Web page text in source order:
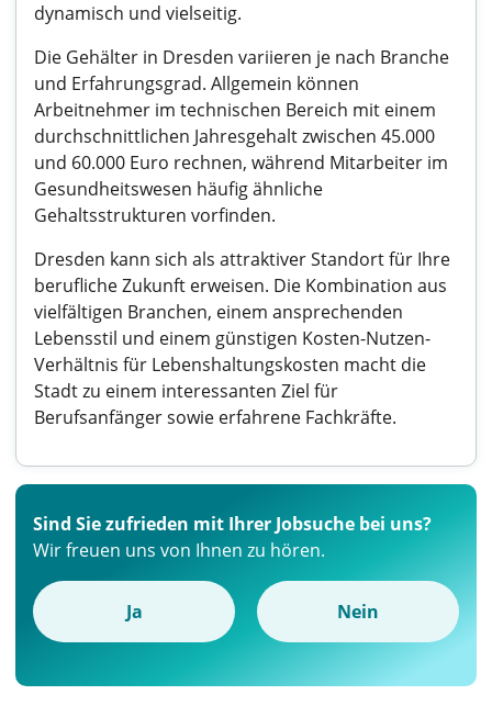
dynamisch und vielseitig.
Die Gehälter in Dresden variieren je nach Branche
und Erfahrungsgrad. Allgemein können
Arbeitnehmer im technischen Bereich mit einem
durchschnittlichen Jahresgehalt zwischen 45.000
und 60.000 Euro rechnen, während Mitarbeiter im
Gesundheitswesen häufig ähnliche
Gehaltsstrukturen vorfinden.
Dresden kann sich als attraktiver Standort für Ihre
berufliche Zukunft erweisen. Die Kombination aus
vielfältigen Branchen, einem ansprechenden
Lebensstil und einem günstigen Kosten-Nutzen-
Verhältnis für Lebenshaltungskosten macht die
Stadt zu einem interessanten Ziel für
Berufsanfänger sowie erfahrene Fachkräfte.
Sind Sie zufrieden mit Ihrer Jobsuche bei uns?
Wir freuen uns von Ihnen zu hören.
Ja Nein